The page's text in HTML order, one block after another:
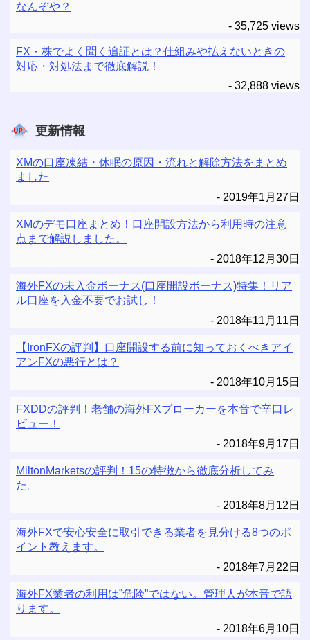
なんぞや？
- 35,725 views
FX・株でよく聞く追証とは？仕組みや払えないときの
対応・対処法まで徹底解説！
- 32,888 views
更新情報
XMの口座凍結・休眠の原因・流れと解除方法をまとめ
ました
2019年1月27日
XMのデモ口座まとめ！口座開設方法から利用時の注意
点まで解説しました。
2018年12月30日
海外FXの未入金ボーナス(口座開設ボーナス)特集！リア
ル口座を入金不要でお試し！
2018年11月11日
【IronFXの評判】口座開設する前に知っておくべきアイ
アンFXの悪行とは？
2018年10月15日
FXDDの評判！老舗の海外FXブローカーを本音で辛口レ
ビュー！
2018年9月17日
MiltonMarketsの評判！15の特徴から徹底分析してみ
た。
2018年8月12日
海外FXで安心安全に取引できる業者を見分ける8つのポ
イント教えます。
2018年7月22日
海外FX業者の利用は”危険”ではない。管理人が本音で語
ります。
2018年6月10日